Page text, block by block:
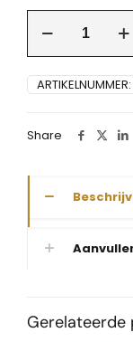
met
midden
aantal
ARTIKELNUMMER:
Share
Gerelateerde